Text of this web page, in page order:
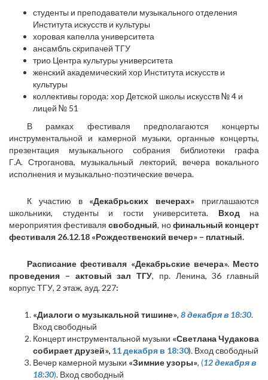
студенты и преподаватели музыкального отделения
Института искусств и культуры
хоровая капелла университета
ансамбль скрипачей ТГУ
трио Центра культуры университета
женский академический хор Института искусств и
культуры
коллективы города: хор Детской школы искусств № 4 и
лицей № 51
В рамках фестиваля предполагаются концерты
инструментальной и камерной музыки, органные концерты,
презентация музыкального собрания библиотеки графа
Г.А. Строганова, музыкальный лекторий, вечера вокального
исполнения и музыкально-поэтические вечера.
К участию в «Декабрьских вечерах» приглашаются
школьники, студенты и гости университета. Входна
мероприятия фестиваля свободный, нофинальный концерт
фестиваля 26.12.18 «Рождественский вечер» – платный.
Расписание фестиваля «Декабрьские вечера». Место
проведения – актовый зал ТГУ, пр. Ленина, 36 главный
корпус ТГУ, 2 этаж, ауд. 227:
«Диалоги о музыкальной тишине», 8 декабря в 18:30.
Вход свободный
Концерт инструментальной музыки «Светлана Чудакова
собирает друзей», 11 декабря в 18:30). Вход свободный
Вечер камерной музыки «Зимние узоры», (12 декабря в
18:30). Вход свободный